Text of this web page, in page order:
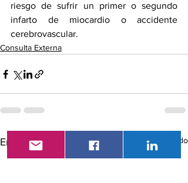
riesgo de sufrir un primer o segundo
infarto de miocardio o accidente
cerebrovascular.
Consulta Externa
Entradas recientes Ver todo